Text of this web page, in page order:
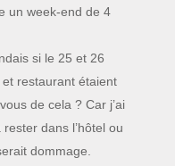
un week-end de 4
si le 25 et 26
restaurant étaient
de cela ? Car j’ai
dans l’hôtel ou
dommage.